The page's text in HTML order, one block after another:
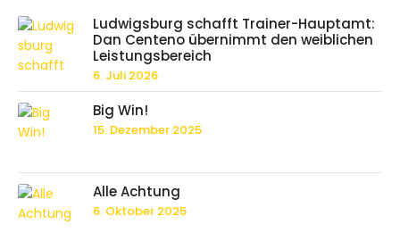
Ludwigsburg schafft Trainer-Hauptamt:
Dan Centeno übernimmt den weiblichen
Leistungsbereich
6. Juli 2026
Big Win!
15. Dezember 2025
Alle Achtung
6. Oktober 2025